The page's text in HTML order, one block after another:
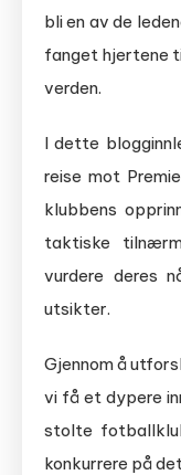
bli en av de
fanget hjertene
verden.
I dette
reise mot
klubbens
taktiske
vurdere deres
utsikter.
Gjennom å
vi få et dypere
stolte
konkurrere på